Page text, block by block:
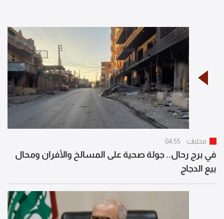
محليات 04:55
في برج رحال.. جولة صحية على المسالخ والأفران ومحال
بيع الدجاج